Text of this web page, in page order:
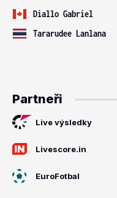
Diallo Gabriel
Tararudee Lanlana
Partneři
Live výsledky
Livescore.in
EuroFotbal